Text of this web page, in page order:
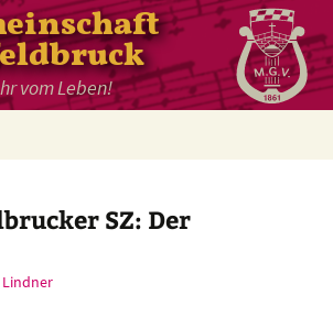
vom Leben!
SZ: Der
Lindner